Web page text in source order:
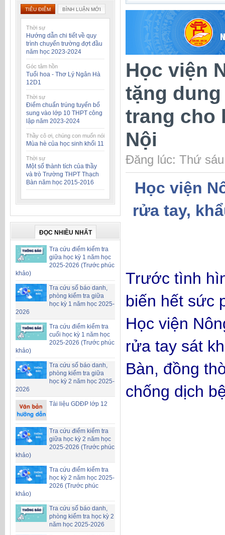
TIÊU ĐIỂM BÌNH LUẬN MỚI
Thời sự
Hướng dẫn chi tiết về quy
trình chuyển trường đợt đầu
năm học 2023-2024
Góc tâm hồn
Tuổi hoa - Thơ Lý Ngân Hà
12D1
Thời sự
Điểm chuẩn trúng tuyển bổ
sung vào lớp 10 THPT công
lập năm 2023-2024
Thầy cô ơi, chúng con muốn nói
Mùa hè của học sinh khối 11
Thời sự
Một số thành tích của thầy
và trò Trường THPT Thạch
Bàn năm học 2015-2016
ĐỌC NHIỀU NHẤT
Tra cứu điểm kiểm tra
giữa học kỳ 1 năm học
2025-2026 (Trước phúc
khảo)
Tra cứu số báo danh,
phòng kiểm tra giữa
học kỳ 1 năm học 2025-
2026
Tra cứu điểm kiểm tra
cuối học kỳ 1 năm học
2025-2026 (Trước phúc
khảo)
Tra cứu số báo danh,
phòng kiểm tra giữa
học kỳ 2 năm học 2025-
2026
Tài liệu GDĐP lớp 12
Tra cứu điểm kiểm tra
giữa học kỳ 2 năm học
2025-2026 (Trước phúc
khảo)
Tra cứu điểm kiểm tra
học kỳ 2 năm học 2025-
2026 (Trước phúc
khảo)
Tra cứu số báo danh,
phòng kiểm tra học kỳ 2
năm học 2025-2026
Học viện
tặng
trang cho
Nội
Đăng lúc: Thứ
Học viện
rửa tay,
Trước tình
biến hết sức
Học viện
rửa tay sát
Bàn, đồng
chống dịch